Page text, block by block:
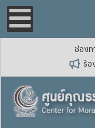
ช่องท
ร้อ